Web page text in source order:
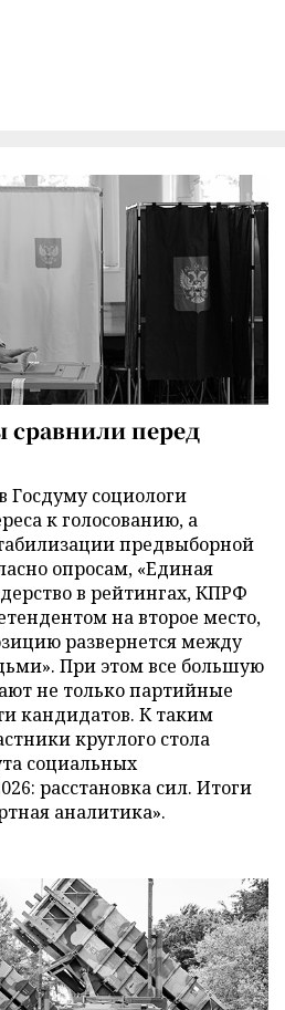
перед
Госдуму социологи
к голосованию, а
предвыборной
опросам, «Единая
в рейтингах, КПРФ
на второе место,
развернется между
При этом все большую
не только партийные
кандидатов. К таким
круглого стола
социальных
расстановка сил. Итоги
аналитика».